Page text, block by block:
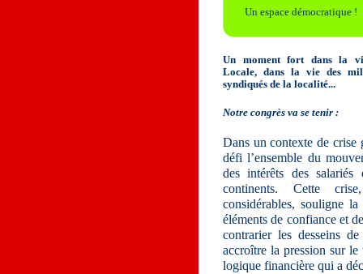
Un espace démocratique !
Un moment fort dans la
Locale, dans la vie des
syndiqués de la localité...
Notre congrès va se tenir :
Dans un contexte de crise
défi l’ensemble du
des intérêts des salariés
continents. Cette
considérables, souligne
éléments de confiance et
contrarier les desseins
accroître la pression sur
logique financière qui a